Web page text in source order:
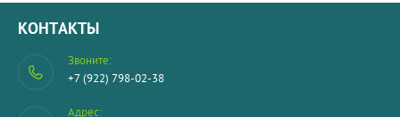
КОНТАКТЫ
Звоните:
+7 (922) 798-02-38
Адрес: